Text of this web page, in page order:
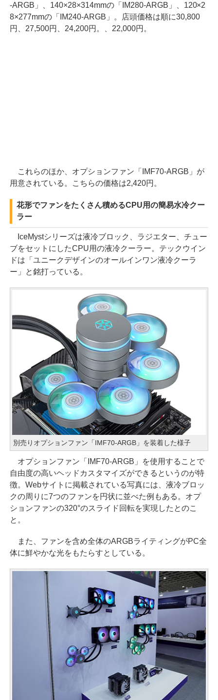
-ARGB」、140×28×314mmの「IM280-ARGB」、120×2
8×277mmの「IM240-ARGB」。店頭価格は順に30,800
円、27,500円、24,200円。、22,000円。
これらのほか、オプションファン「IMF70-ARGB」が
用意されている。こちらの価格は2,420円。
花形でファンをたくさん積めるCPU用の簡易水冷クー
ラー
IceMystシリーズは液冷ブロック、ラジエター、チュー
ブをセットにしたCPU用の液冷クーラー。テックウイン
ドは「ユニークデザインのオールインワン液冷クーラ
ー」と銘打っている。
別売りオプションファン「IMF70-ARGB」を装着した様子
オプションファン「IMF70-ARGB」を使用することで
自由度の高いヘッドカスタマイズができるというのが特
徴。Webサイトに掲載されている写真には、液冷ブロッ
クの周りに7つのファンを円状に並べた例もある。オプ
ションファンの320°のスライド回転を実現したとのこ
と。
また、ファンを含め全体のARGBライティングがPC全
体に鮮やかな光をもたらすとしている。